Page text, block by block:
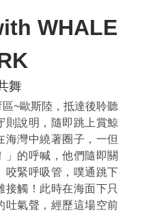
WHALE
舞
~歐斯陸，抵達後聆聽
則說明，隨即跳上賞鯨
海灣中繞著圈子，一但
」的呼喊，他們隨即關
咬緊呼吸管，噗通跳下
接觸！此時在海面下只
吐氣聲，經歷這場空前